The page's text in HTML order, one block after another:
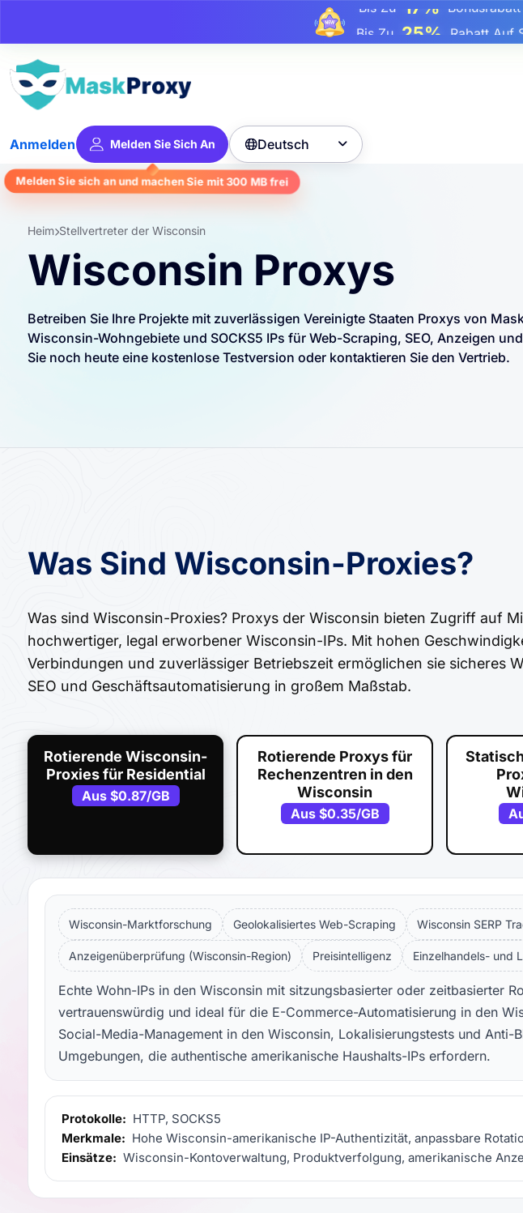
25%
Bis Zu81%Rabatt Auf
Anmelden Melden Sie Sich An
Melden Sie sich an und machen Sie mit300 MBfrei
Deutsch 
Heim Stellvertreter der Wisconsin
Wisconsin Proxys
Betreiben Sie Ihre Projekte mit zuverlässigen Vereinigte Staaten Proxys von
Wisconsin-Wohngebiete und SOCKS5 IPs für Web-Scraping, SEO, Anzeigen
Sie noch heute eine kostenlose Testversion oder kontaktieren Sie den Vertrieb.
Was Sind Wisconsin-Proxies?
Was sind Wisconsin-Proxies? Proxys der Wisconsin bieten Zugriff auf
hochwertiger, legal erworbener Wisconsin-IPs. Mit hohen
Verbindungen und zuverlässiger Betriebszeit ermöglichen sie sicheres
SEO und Geschäftsautomatisierung in großem Maßstab.
Rotierende Wisconsin-
Proxies für Residential
Aus $0.87/GB
Rotierende Proxys für
Rechenzentren in den
Wisconsin
Aus $0.35/GB
Wisconsin-Marktforschung Geolokalisiertes Web-Scraping Wisconsin SERP
Anzeigenüberprüfung (Wisconsin-Region) Preisintelligenz Einzelhandels- und
Echte Wohn-IPs in den Wisconsin mit sitzungsbasierter oder zeitbasierter
vertrauenswürdig und ideal für die E-Commerce-Automatisierung in den
Social-Media-Management in den Wisconsin, Lokalisierungstests und Anti-
Umgebungen, die authentische amerikanische Haushalts-IPs erfordern.
Protokolle: HTTP, SOCKS5
Merkmale: Hohe Wisconsin-amerikanische IP-Authentizität, anpassbare
Einsätze: Wisconsin-Kontoverwaltung, Produktverfolgung, amerikanische